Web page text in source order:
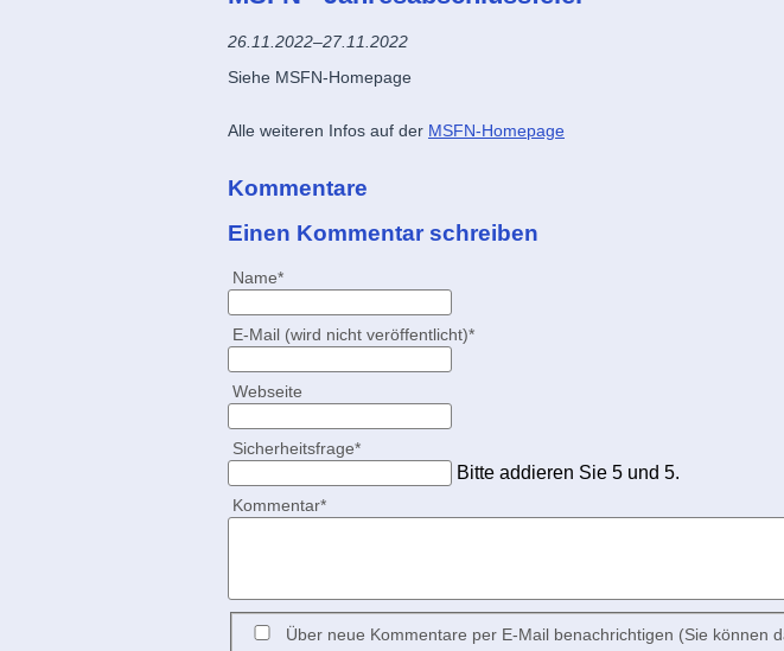
26.11.2022–27.11.2022
Siehe MSFN-Homepage
Alle weiteren Infos auf der MSFN-Homepage
Kommentare
Einen Kommentar schreiben
Pflichtfeld
Name*
Pflichtfeld
E-Mail (wird nicht veröffentlicht)*
Webseite
Pflichtfeld
Sicherheitsfrage*
Bitte addieren Sie 5 und 5.
Pflichtfeld
Kommentar*
Über neue Kommentare per E-Mail benachrichtigen (Sie können